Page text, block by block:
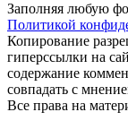
Заполняя любую
Политикой
Копирование
гиперссылки на
содержание
совпадать с
Все права на